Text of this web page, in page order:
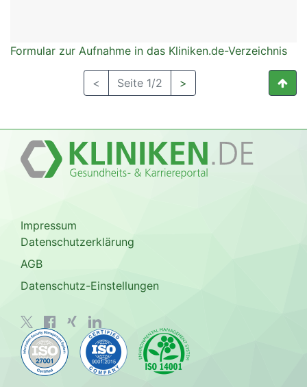
Formular zur Aufnahme in das Kliniken.de-Verzeichnis
< Seite 1/2 >
Impressum
Datenschutzerklärung
AGB
Datenschutz-Einstellungen